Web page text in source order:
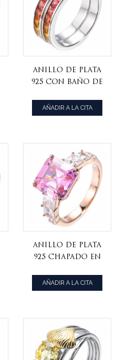
Anillo de Plata
925 con Baño de
Filas Graduadas
Naranja Corte
AÑADIR A LA CITA
Anillo de plata
925 chapado en
centro de CZ
rosa de corte
AÑADIR A LA CITA